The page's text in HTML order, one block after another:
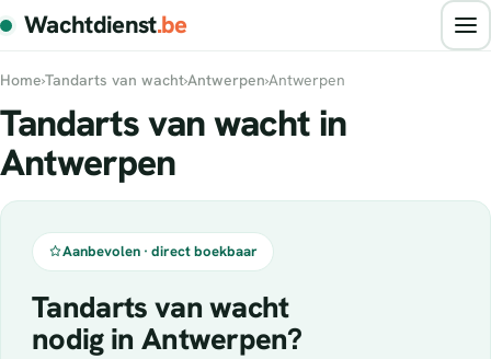
Wachtdienst.be
Home›Tandarts van wacht›Antwerpen›Antwerpen
Tandarts van wacht in
Antwerpen
Aanbevolen · direct boekbaar
Tandarts van wacht
nodig in Antwerpen?